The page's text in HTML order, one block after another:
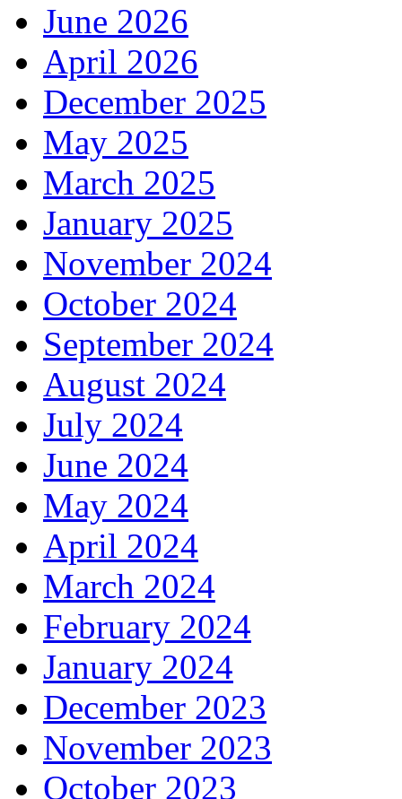
June 2026
April 2026
December 2025
May 2025
March 2025
January 2025
November 2024
October 2024
September 2024
August 2024
July 2024
June 2024
May 2024
April 2024
March 2024
February 2024
January 2024
December 2023
November 2023
October 2023